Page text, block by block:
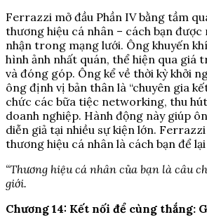
Ferrazzi mở đầu Phần IV bằng tầm
thương hiệu cá nhân – cách bạn
nhận trong mạng lưới. Ông khuyến
hình ảnh nhất quán, thể hiện qua giá
và đóng góp. Ông kể về thời kỳ khởi
ông định vị bản thân là “chuyên gia
chức các bữa tiệc networking, thu
doanh nghiệp. Hành động này giúp
diễn giả tại nhiều sự kiện lớn.
thương hiệu cá nhân là cách bạn để lại
“Thương hiệu cá nhân của bạn là câu
giới.
Chương 14: Kết nối để cùng thắng: